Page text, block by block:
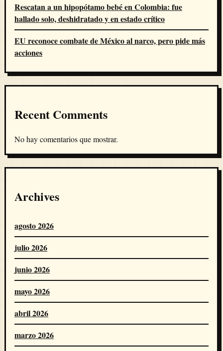
Rescatan a un hipopótamo bebé en Colombia: fue
hallado solo, deshidratado y en estado crítico
EU reconoce combate de México al narco, pero pide más
acciones
Recent Comments
No hay comentarios que mostrar.
Archives
agosto 2026
julio 2026
junio 2026
mayo 2026
abril 2026
marzo 2026